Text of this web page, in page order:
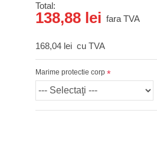
Total:
138,88 lei fara TVA
168,04 lei cu TVA
Marime protectie corp